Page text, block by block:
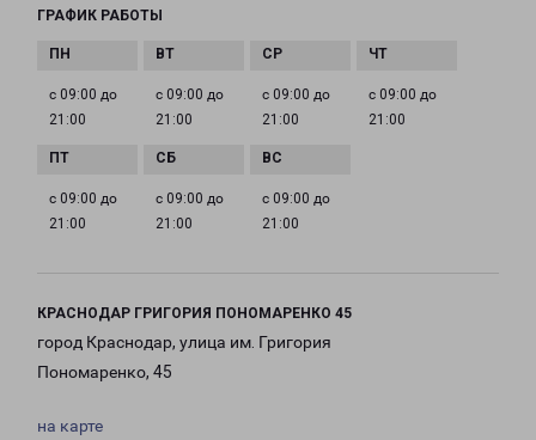
ГРАФИК РАБОТЫ
с 09:00 до
21:00
с 09:00 до
21:00
с 09:00 до
21:00
с 09:00 до
21:00
с 09:00 до
21:00
с 09:00 до
21:00
с 09:00 до
21:00
КРАСНОДАР ГРИГОРИЯ ПОНОМАРЕНКО 45
город Краснодар, улица им. Григория
Пономаренко, 45
на карте